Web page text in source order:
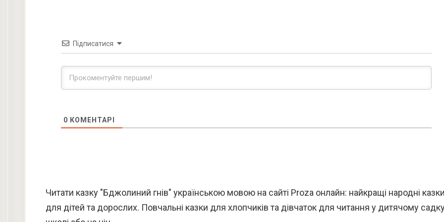
Підписатися
0 КОМЕНТАРІ
Читати казку "Бджолиний гнів" українською мовою на сайті Proza онлайн: найкращі народні
для дітей та дорослих. Повчальні казки для хлопчиків та дівчаток для читання у дитячому